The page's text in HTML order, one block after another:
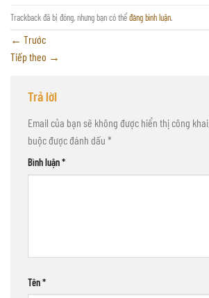
Trackback đã bị đóng, nhưng bạn có thểđăng bình luận.
← Trước
Tiếp theo →
Trả lời
Email của bạn sẽ không được hiển thị công khai.
buộc được đánh dấu *
Bình luận*
Tên*